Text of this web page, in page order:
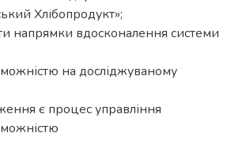
Хлібопродукт»;
напрямки вдосконалення системи
на досліджуваному
є процес управління